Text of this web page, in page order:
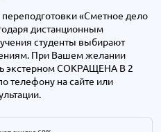
«Сметное дело
дистанционным
студенты выбирают
При Вашем желании
экстерном СОКРАЩЕНА В 2
телефону на сайте или